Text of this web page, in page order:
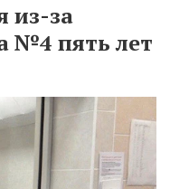
из-за
№4 пять лет